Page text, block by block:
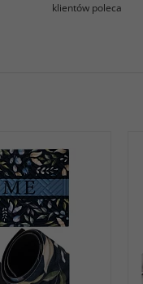
klientów poleca